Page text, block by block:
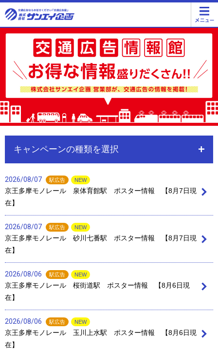
キャンペーンの種類を選択
2026/08/07 駅広告 NEW
京王多摩モノレール 泉体育館駅 ポスター情報 【8月7日現
在】
2026/08/07 駅広告 NEW
京王多摩モノレール 砂川七番駅 ポスター情報 【8月7日現
在】
2026/08/06 駅広告 NEW
京王多摩モノレール 桜街道駅 ポスター情報 【8月6日現
在】
2026/08/06 駅広告 NEW
京王多摩モノレール 玉川上水駅 ポスター情報 【8月6日現
在】